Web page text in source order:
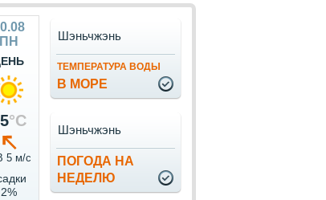
ПН
°C
5 м/c
2%
ТЕМПЕРАТУРА ВОДЫ
В МОРЕ
Шэньчжэнь
ПОГОДА НА
НЕДЕЛЮ
Шэньчжэнь